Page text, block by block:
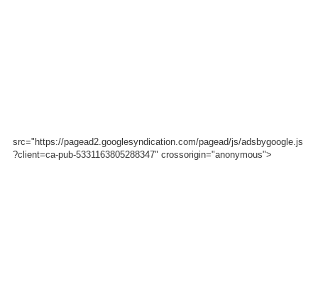
src="https://pagead2.googlesyndication.com/pagead/js/adsbygoogle.js
?client=ca-pub-5331163805288347" crossorigin="anonymous">